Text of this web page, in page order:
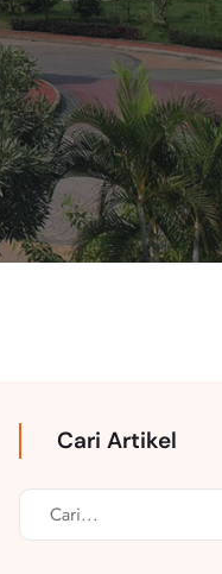
Cari Artikel